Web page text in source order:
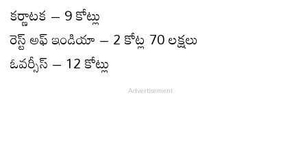
కర్ణాటక – 9 కోట్లు
రెస్ట్ అఫ్ ఇండియా – 2 కోట్ల 70 లక్షలు
ఓవర్సీస్ – 12 కోట్లు